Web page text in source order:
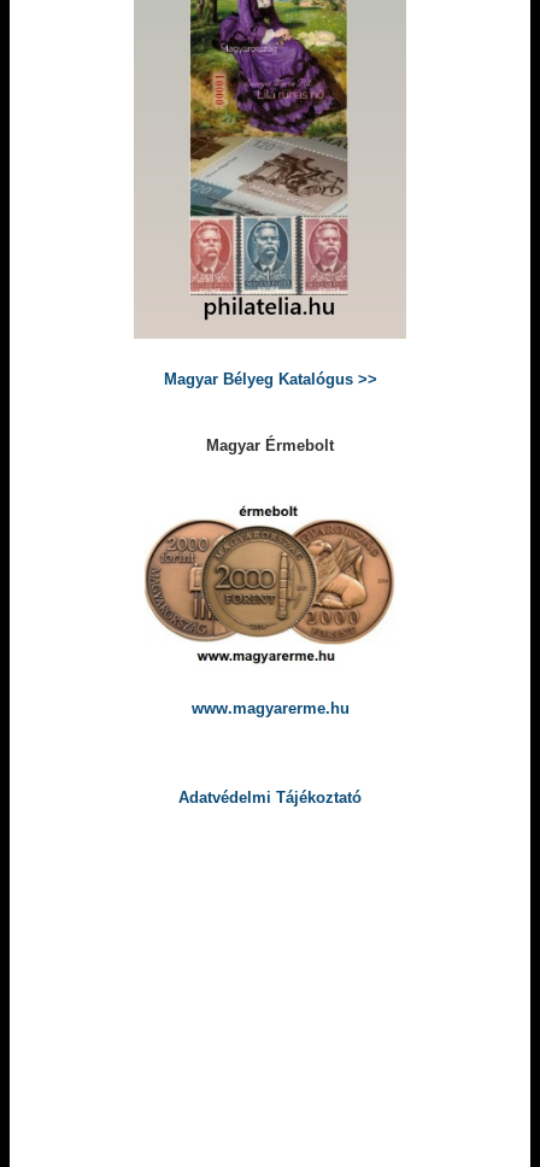
Magyar Bélyeg Katalógus >>
Magyar Érmebolt
www.magyarerme.hu
Adatvédelmi Tájékoztató